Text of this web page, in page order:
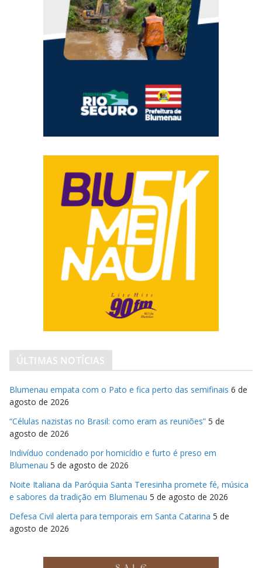
ÚLTIMAS NOTÍCIAS
Blumenau empata com o Pato e fica perto das semifinais 6 de
agosto de 2026
“Células nazistas no Brasil: como eram as reuniões” 5 de
agosto de 2026
Indivíduo condenado por homicídio e furto é preso em
Blumenau 5 de agosto de 2026
Noite Italiana da Paróquia Santa Teresinha promete fé, música
e sabores da tradição em Blumenau 5 de agosto de 2026
Defesa Civil alerta para temporais em Santa Catarina 5 de
agosto de 2026